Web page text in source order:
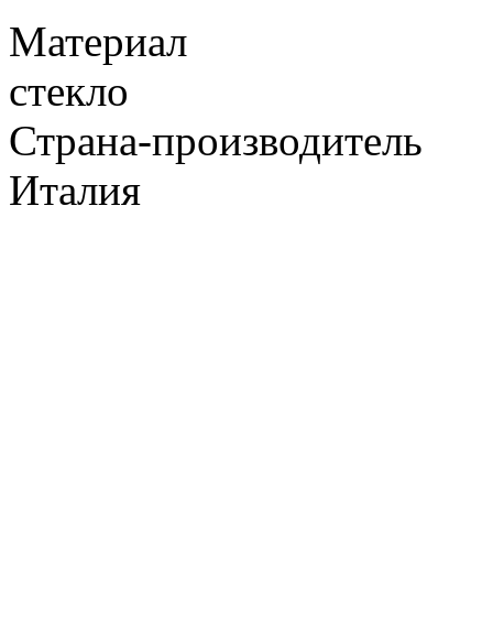
Материал
стекло
Страна-производитель
Италия